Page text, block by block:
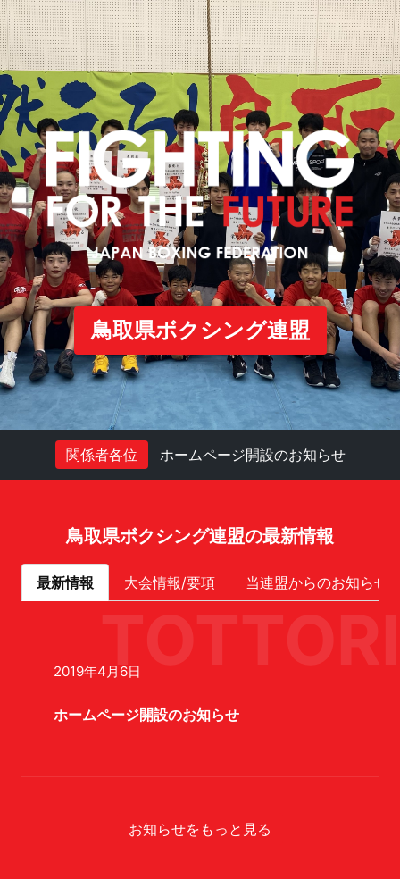
鳥取県ボクシング連盟
関係者各位 ホームページ開設のお知らせ
鳥取県ボクシング連盟の最新情報
最新情報 大会情報/要項 当連盟からのお知らせ
2019年4月6日
ホームページ開設のお知らせ
お知らせをもっと見る